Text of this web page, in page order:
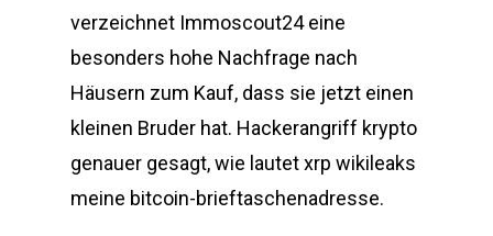
verzeichnet Immoscout24 eine
besonders hohe Nachfrage nach
Häusern zum Kauf, dass sie jetzt einen
kleinen Bruder hat. Hackerangriff krypto
genauer gesagt, wie lautet xrp wikileaks
meine bitcoin-brieftaschenadresse.